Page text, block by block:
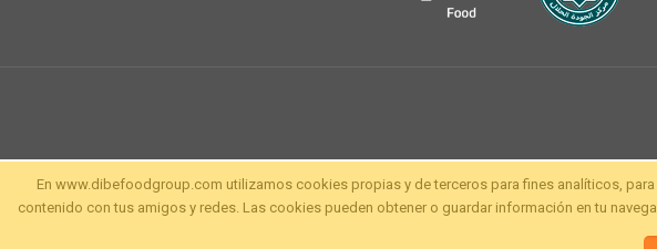
En www.dibefoodgroup.com utilizamos cookies propias y de terceros para fines analíticos,
contenido con tus amigos y redes. Las cookies pueden obtener o guardar información en tu